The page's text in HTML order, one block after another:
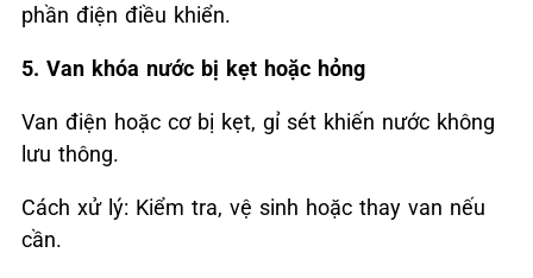
phần điện điều khiển.
5. Van khóa nước bị kẹt hoặc hỏng
Van điện hoặc cơ bị kẹt, gỉ sét khiến nước không
lưu thông.
Cách xử lý: Kiểm tra, vệ sinh hoặc thay van nếu
cần.